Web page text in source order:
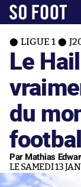
LIGUE 1
Le
du
Par Mathias
LE SAMEDI 13